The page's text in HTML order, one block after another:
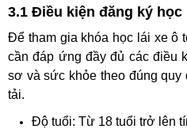
3.1 Điều kiện đăng ký
Để tham gia khóa học lái xe ô
cần đáp ứng đầy đủ các điều
sơ và sức khỏe theo đúng quy
tải.
Độ tuổi: Từ 18 tuổi trở lên